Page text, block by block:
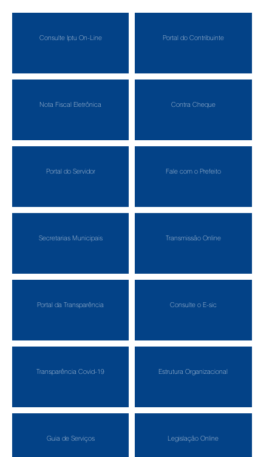
Consulte Iptu On-Line Portal do Contribuinte
Nota Fiscal Eletrônica Contra Cheque
Portal do Servidor Fale com o Prefeito
Secretarias Municipais Transmissão Online
Portal da Transparência Consulte o E-sic
Transparência Covid-19 Estrutura Organizacional
Guia de Serviços Legislação Online